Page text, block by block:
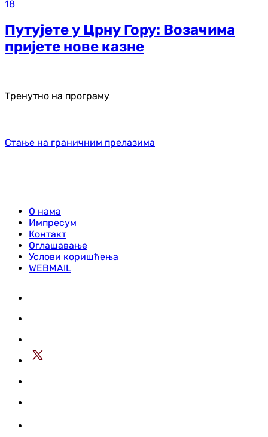
18
Путујете у Црну Гору: Возачима
пријете нове казне
Тренутно на програму
Стање на граничним прелазима
О нама
Импресум
Контакт
Оглашавање
Услови коришћења
WEBMAIL